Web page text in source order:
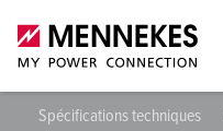
Spécifications techniques